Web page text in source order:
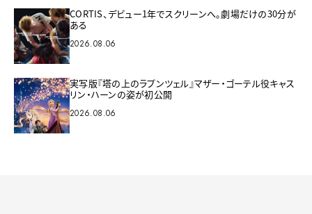
CORTIS、デビュー1年でスクリーンへ。劇場だけの30分が
ある
2026.08.06
実写版『塔の上のラプンツェル』マザー・ゴーテル役キャス
リン・ハーンの姿が初公開
2026.08.06